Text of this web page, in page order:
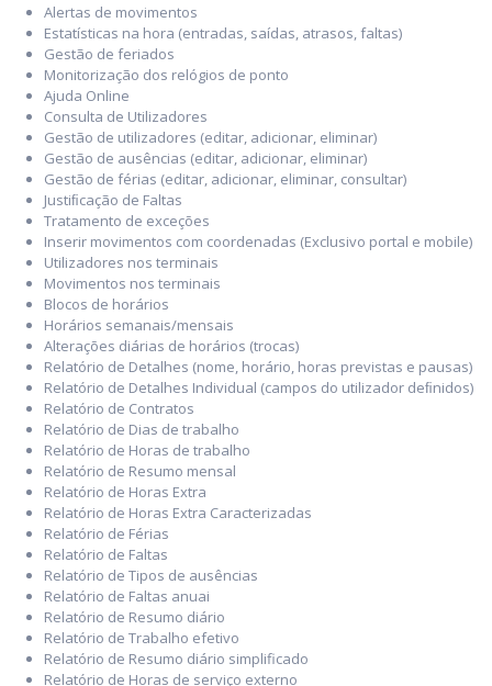
Alertas de movimentos
Estatísticas na hora (entradas, saídas, atrasos, faltas)
Gestão de feriados
Monitorização dos relógios de ponto
Ajuda Online
Consulta de Utilizadores
Gestão de utilizadores (editar, adicionar, eliminar)
Gestão de ausências (editar, adicionar, eliminar)
Gestão de férias (editar, adicionar, eliminar, consultar)
Justiﬁcação de Faltas
Tratamento de exceções
Inserir movimentos com coordenadas (Exclusivo portal e mobile)
Utilizadores nos terminais
Movimentos nos terminais
Blocos de horários
Horários semanais/mensais
Alterações diárias de horários (trocas)
Relatório de Detalhes (nome, horário, horas previstas e pausas)
Relatório de Detalhes Individual (campos do utilizador deﬁnidos)
Relatório de Contratos
Relatório de Dias de trabalho
Relatório de Horas de trabalho
Relatório de Resumo mensal
Relatório de Horas Extra
Relatório de Horas Extra Caracterizadas
Relatório de Férias
Relatório de Faltas
Relatório de Tipos de ausências
Relatório de Faltas anuai
Relatório de Resumo diário
Relatório de Trabalho efetivo
Relatório de Resumo diário simplificado
Relatório de Horas de serviço externo